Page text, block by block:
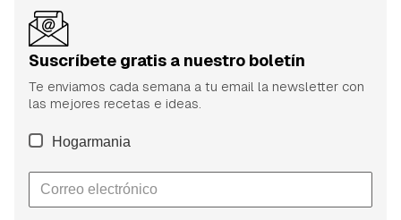
Suscríbete gratis a nuestro boletín
Te enviamos cada semana a tu email la newsletter con
las mejores recetas e ideas.
Hogarmania